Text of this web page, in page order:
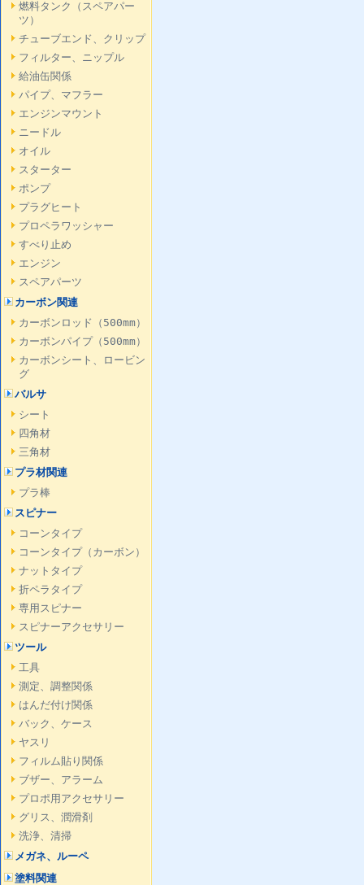
燃料タンク（スペアパー
ツ）
チューブエンド、クリップ
フィルター、ニップル
給油缶関係
パイプ、マフラー
エンジンマウント
ニードル
オイル
スターター
ポンプ
プラグヒート
プロペラワッシャー
すべり止め
エンジン
スペアパーツ
カーボン関連
カーボンロッド（500mm）
カーボンパイプ（500mm）
カーボンシート、ロービン
グ
バルサ
シート
四角材
三角材
プラ材関連
プラ棒
スピナー
コーンタイプ
コーンタイプ（カーボン）
ナットタイプ
折ペラタイプ
専用スピナー
スピナーアクセサリー
ツール
工具
測定、調整関係
はんだ付け関係
バック、ケース
ヤスリ
フィルム貼り関係
ブザー、アラーム
プロポ用アクセサリー
グリス、潤滑剤
洗浄、清掃
メガネ、ルーペ
塗料関連